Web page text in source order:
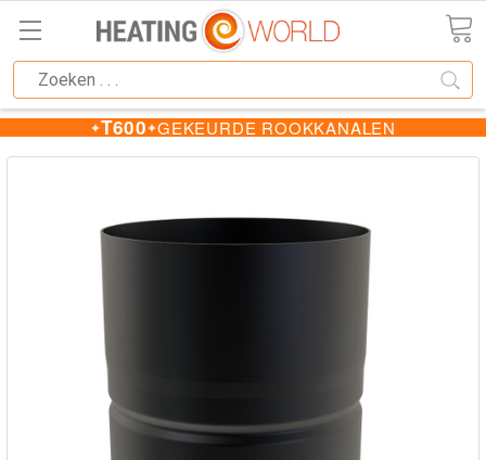
T600 GEKEURDE ROOKKANALEN